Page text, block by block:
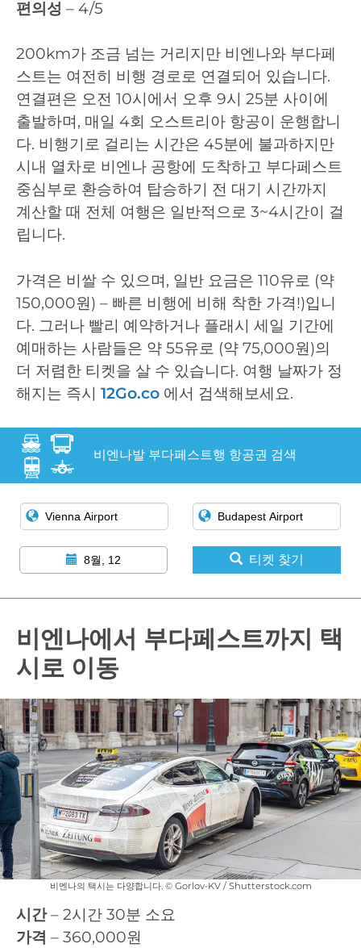
편의성 – 4/5
200km가 조금 넘는 거리지만 비엔나와 부다페
스트는 여전히 비행 경로로 연결되어 있습니다.
연결편은 오전 10시에서 오후 9시 25분 사이에
출발하며, 매일 4회 오스트리아 항공이 운행합니
다. 비행기로 걸리는 시간은 45분에 불과하지만
시내 열차로 비엔나 공항에 도착하고 부다페스트
중심부로 환승하여 탑승하기 전 대기 시간까지
계산할 때 전체 여행은 일반적으로 3~4시간이 걸
립니다.
가격은 비쌀 수 있으며, 일반 요금은 110유로 (약
150,000원) – 빠른 비행에 비해 착한 가격!)입니
다. 그러나 빨리 예약하거나 플래시 세일 기간에
예매하는 사람들은 약 55유로 (약 75,000원)의
더 저렴한 티켓을 살 수 있습니다. 여행 날짜가 정
해지는 즉시 12Go.co 에서 검색해보세요.
비엔나발 부다페스트행 항공권 검색
8월, 12 티켓 찾기
비엔나에서 부다페스트까지 택
시로 이동
비엔나의 택시는 다양합니다. © Gorlov-KV / Shutterstock.com
시간– 2시간 30분 소요
가격 – 360,000원